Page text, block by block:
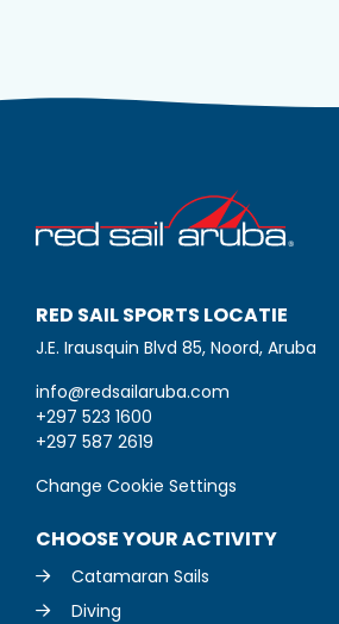
RED SAIL SPORTS LOCATIE
J.E. Irausquin Blvd 85, Noord, Aruba
info@redsailaruba.com
+297 523 1600
+297 587 2619
Change Cookie Settings
CHOOSE YOUR ACTIVITY
Catamaran Sails
Diving